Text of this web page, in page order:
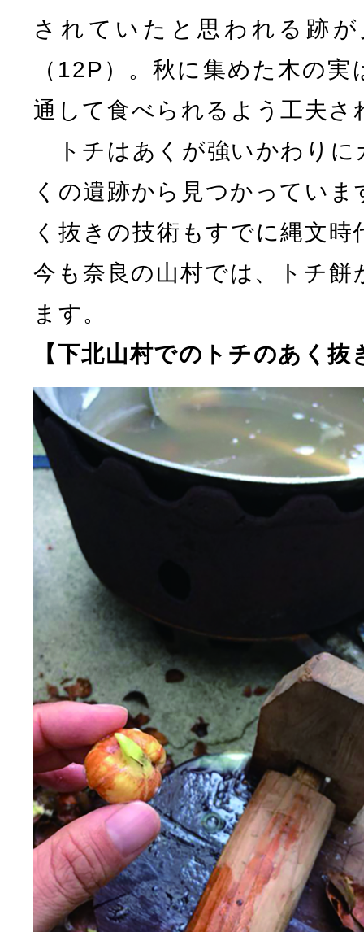
されていたと思われる跡
（12P）。秋に集めた木の
通して食べられるよう工夫さ
トチはあくが強いかわりに
くの遺跡から見つかってい
く抜きの技術もすでに縄文
今も奈良の山村では、トチ餅
ます。
【下北山村でのトチのあく抜